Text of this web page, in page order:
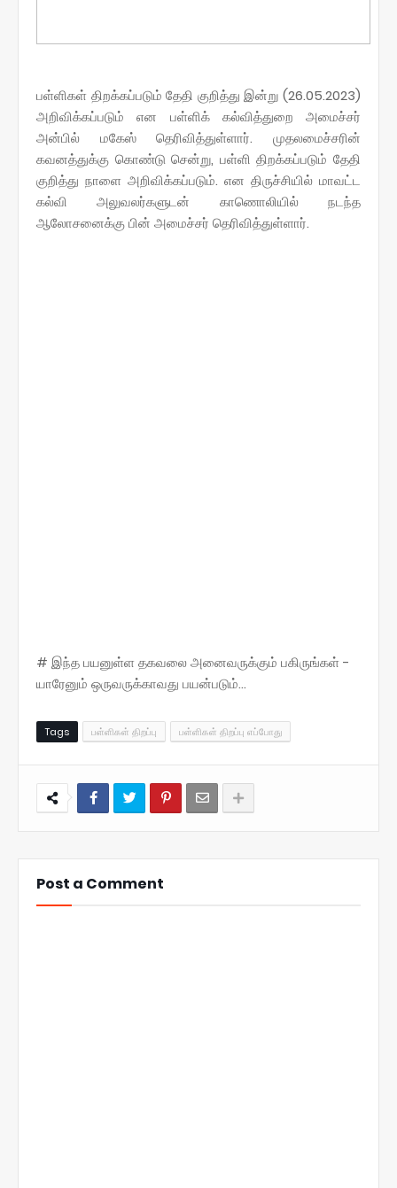
பள்ளிகள் திறக்கப்படும் தேதி குறித்து இன்று (26.05.2023)
அறிவிக்கப்படும் என பள்ளிக் கல்வித்துறை அமைச்சர்
அன்பில் மகேஸ் தெரிவித்துள்ளார். முதலமைச்சரின்
கவனத்துக்கு கொண்டு சென்று, பள்ளி திறக்கப்படும் தேதி
குறித்து நாளை அறிவிக்கப்படும். என திருச்சியில் மாவட்ட
கல்வி அலுவலர்களுடன் காணொலியில் நடந்த
ஆலோசனைக்கு பின் அமைச்சர் தெரிவித்துள்ளார்.
# இந்த பயனுள்ள தகவலை அனைவருக்கும் பகிருங்கள் -
யாரேனும் ஒருவருக்காவது பயன்படும்...
Tags பள்ளிகள் திறப்பு பள்ளிகள் திறப்பு எப்போது
Post a Comment